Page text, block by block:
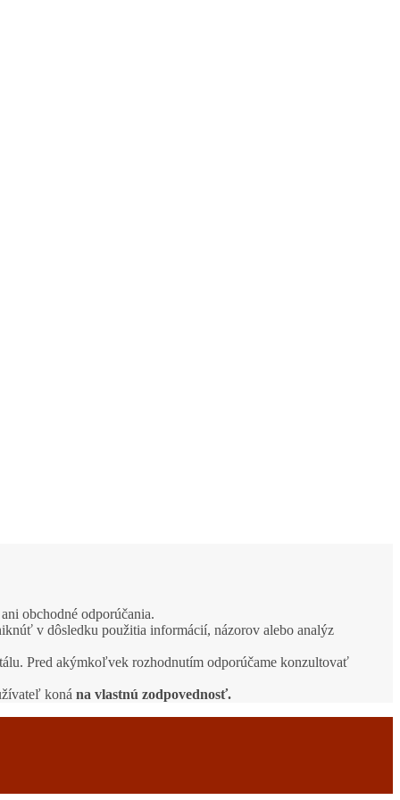
obchodné odporúčania.
v dôsledku použitia informácií, názorov alebo analýz
Pred akýmkoľvek rozhodnutím odporúčame konzultovať
koná na vlastnú zodpovednosť.